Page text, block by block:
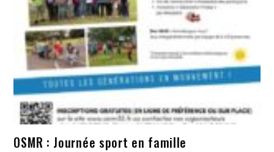
OSMR : Journée sport en famille